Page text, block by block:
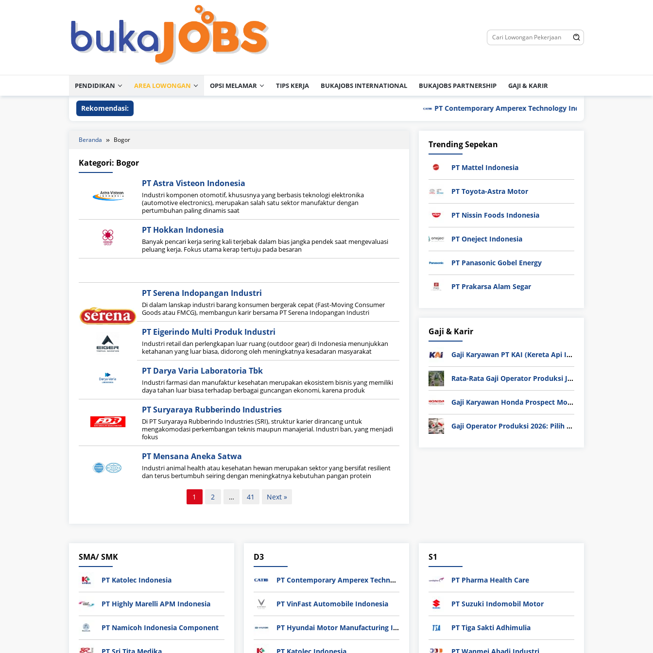
PENDIDIKAN AREA LOWONGAN OPSI MELAMAR TIPS KERJA BUKAJOBS INTERNATIONAL BUKAJOBS PARTNERSHIP GAJI & KARIR
Rekomendasi: PT Contemporary Amperex Technology Indonesia Battery (CATIB)
Beranda Bogor
Kategori: Bogor
PT Astra Visteon Indonesia
Industri komponen otomotif, khususnya yang berbasis teknologi elektronika
(automotive electronics), merupakan salah satu sektor manufaktur dengan
pertumbuhan paling dinamis saat
PT Hokkan Indonesia
Banyak pencari kerja sering kali terjebak dalam bias jangka pendek saat mengevaluasi
peluang kerja. Fokus utama kerap tertuju pada besaran
PT Serena Indopangan Industri
Di dalam lanskap industri barang konsumen bergerak cepat (Fast-Moving Consumer
Goods atau FMCG), membangun karir bersama PT Serena Indopangan Industri
PT Eigerindo Multi Produk Industri
Industri retail dan perlengkapan luar ruang (outdoor gear) di Indonesia menunjukkan
ketahanan yang luar biasa, didorong oleh meningkatnya kesadaran masyarakat
PT Darya Varia Laboratoria Tbk
Industri farmasi dan manufaktur kesehatan merupakan ekosistem bisnis yang memiliki
daya tahan luar biasa terhadap berbagai guncangan ekonomi, karena produk
PT Suryaraya Rubberindo Industries
Di PT Suryaraya Rubberindo Industries (SRI), struktur karier dirancang untuk
mengakomodasi perkembangan teknis maupun manajerial. Industri ban, yang menjadi
fokus
PT Mensana Aneka Satwa
Industri animal health atau kesehatan hewan merupakan sektor yang bersifat resilient
dan terus bertumbuh seiring dengan meningkatnya kebutuhan pangan protein
1 2 … 41 Next »
Trending Sepekan
PT Mattel Indonesia
PT Toyota-Astra Motor
PT Nissin Foods Indonesia
PT Oneject Indonesia
PT Panasonic Gobel Energy
PT Prakarsa Alam Segar
Gaji & Karir
Gaji Karyawan PT KAI (Kereta Api Indonesia) Update 2025
Rata-Rata Gaji Operator Produksi Jabodetabek 2025: Bedah Tuntas UMK, Lemburan, dan Realita Hidup Buruh
Gaji Karyawan Honda Prospect Motor Semua Divisi
Gaji Operator Produksi 2026: Pilih PT Astra Honda Motor (AHM) atau Manufaktur di Jepang?
SMA/ SMK
PT Katolec Indonesia
PT Highly Marelli APM Indonesia
PT Namicoh Indonesia Component
D3
PT Contemporary Amperex Technology Indonesia Battery (CATIB)
PT VinFast Automobile Indonesia
PT Hyundai Motor Manufacturing Indonesia
S1
PT Pharma Health Care
PT Suzuki Indomobil Motor
PT Tiga Sakti Adhimulia